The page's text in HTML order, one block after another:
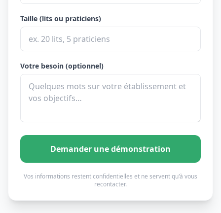
Taille (lits ou praticiens)
Votre besoin (optionnel)
Demander une démonstration
Vos informations restent confidentielles et ne servent qu'à vous
recontacter.